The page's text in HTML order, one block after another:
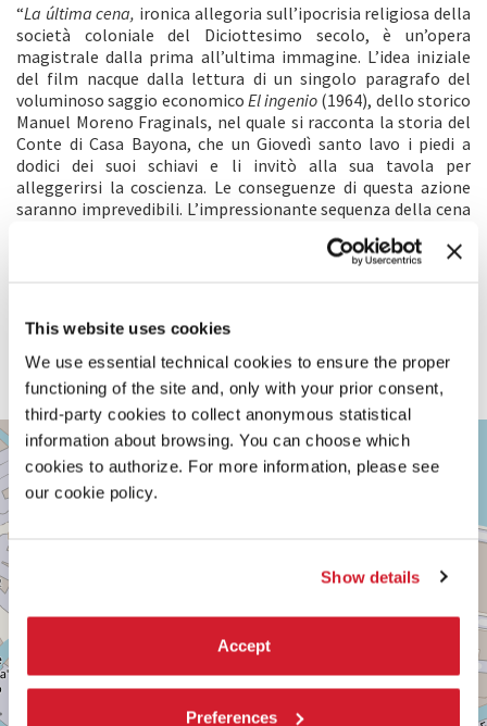
This website uses cookies
We use essential technical cookies to ensure the proper
functioning of the site and, only with your prior consent,
third-party cookies to collect anonymous statistical
information about browsing. You can choose which
cookies to authorize. For more information, please see
our cookie policy.
Show details
Accept
Preferences
“La última cena, ironica allegoria sull’ipocrisia religiosa della
società coloniale del Diciottesimo secolo, è un’opera
magistrale dalla prima all’ultima immagine. L’idea iniziale
del film nacque dalla lettura di un singolo paragrafo del
voluminoso saggio economico El ingenio (1964), dello storico
Manuel Moreno Fraginals, nel quale si racconta la storia del
Conte di Casa Bayona, che un Giovedì santo lavo i piedi a
dodici dei suoi schiavi e li invitò alla sua tavola per
alleggerirsi la coscienza. Le conseguenze di questa azione
saranno imprevedibili. L’impressionante sequenza della cena
vengono presentati i personaggi degli schiavi e, come
dichiarò il regista, “è qui che si rivela la specifica personalità
ruolo di apostoli. L’intento è quello di mettere in discussione
l’immagine assai controversa che la cultura dell’oppressore
ha costruito dello schiavo, rivelandone cosi tutti gli aspetti
contraddittori”. (Luciano Castillo)
TEATRO
PICCOLO
ARSENALE
SESTIERE
CASTELLO
CAMPO
DELLA
TANA,
2169/F
30122
VENEZIA
TEL.
0415218711